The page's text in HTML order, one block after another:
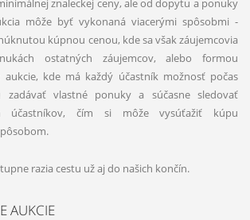
znaleckej ceny, ale od dopytu a ponuky
môže byť vykonaná viacerými spôsobmi -
kúpnou cenou, kde sa však záujemcovia
ostatných záujemcov, alebo formou
aukcie, kde má každý účastník možnosť počas
zadávať vlastné ponuky a súčasne sledovať
účastníkov, čím si môže vysúťažiť kúpu
razia cestu už aj do našich končín.
AUKCIE